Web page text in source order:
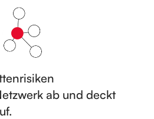
ab und deckt